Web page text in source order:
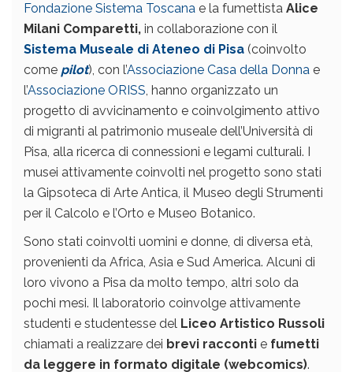
Fondazione Sistema Toscana e la fumettista Alice
Milani Comparetti, in collaborazione con il
Sistema Museale di Ateneo di Pisa (coinvolto
come pilot), con l’Associazione Casa della Donna e
l’Associazione ORISS, hanno organizzato un
progetto di avvicinamento e coinvolgimento attivo
di migranti al patrimonio museale dell’Università di
Pisa, alla ricerca di connessioni e legami culturali. I
musei attivamente coinvolti nel progetto sono stati
la Gipsoteca di Arte Antica, il Museo degli Strumenti
per il Calcolo e l’Orto e Museo Botanico.
Sono stati coinvolti uomini e donne, di diversa età,
provenienti da Africa, Asia e Sud America. Alcuni di
loro vivono a Pisa da molto tempo, altri solo da
pochi mesi. Il laboratorio coinvolge attivamente
studenti e studentesse del Liceo Artistico Russoli
chiamati a realizzare dei brevi racconti e fumetti
da leggere in formato digitale (webcomics).